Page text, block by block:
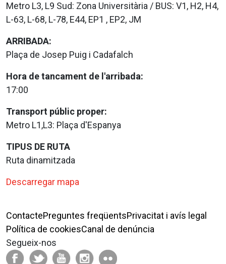
Metro L3, L9 Sud: Zona Universitària / BUS: V1, H2, H4,
L-63, L-68, L-78, E44, EP1 , EP2, JM
ARRIBADA:
Plaça de Josep Puig i Cadafalch
Hora de tancament de l'arribada:
17:00
Transport públic proper:
Metro L1,L3: Plaça d'Espanya
TIPUS DE RUTA
Ruta dinamitzada
Descarregar mapa
ContactePreguntes freqüentsPrivacitat i avís legal
Política de cookiesCanal de denúncia
Segueix-nos